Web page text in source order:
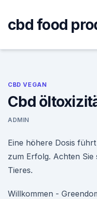
content
cbd food
CBD VEGAN
Cbd
ADMIN
Eine höhere Dosis
zum Erfolg. Achten Sie
Tieres.
Willkommen -